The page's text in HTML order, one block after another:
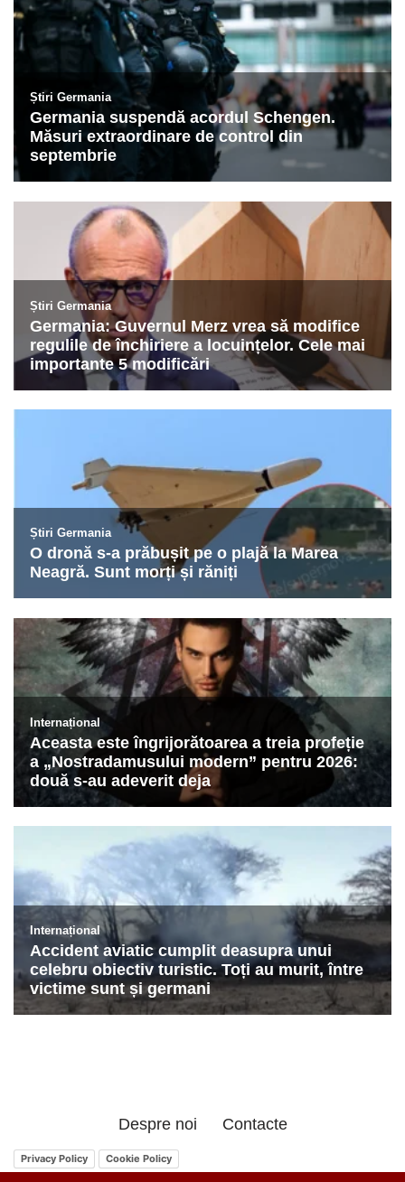
Despre noi Contacte
Privacy Policy Cookie Policy